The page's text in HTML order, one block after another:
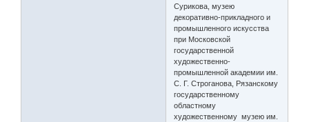
Сурикова, музею
декоративно-прикладного и
промышленного искусства
при Московской
государственной
художественно-
промышленной академии им.
С. Г. Строганова, Рязанскому
государственному
областному
художественному музею им.